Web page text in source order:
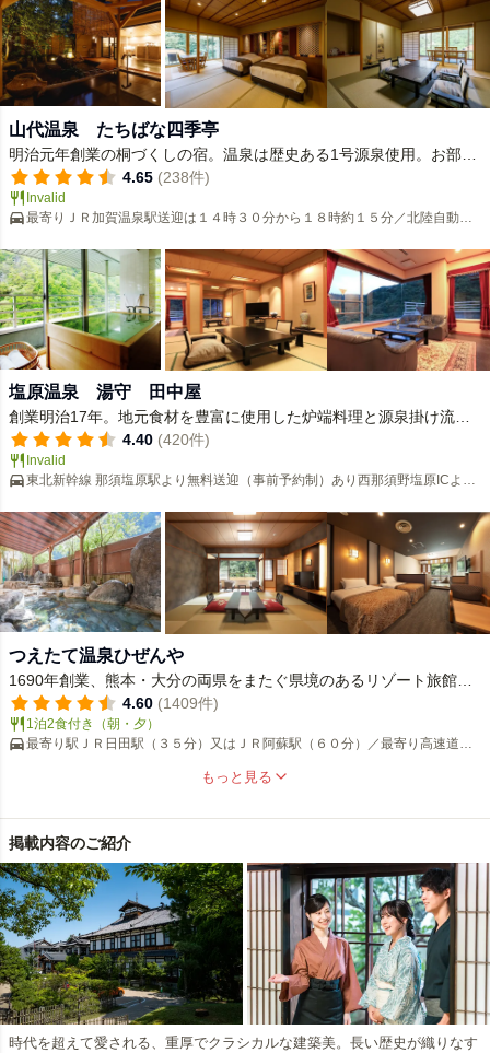
山代温泉 たちばな四季亭
明治元年創業の桐づくしの宿。温泉は歴史ある1号源泉使用。お部屋
食の対応も可能です。
4.65 (238件)
Invalid
最寄りＪＲ加賀温泉駅送迎は１４時３０分から１８時約１５分／北陸自動車
塩原温泉 湯守 田中屋
創業明治17年。地元食材を豊富に使用した炉端料理と源泉掛け流し
天然温泉100％が自慢の一軒宿。
4.40 (420件)
Invalid
東北新幹線 那須塩原駅より無料送迎（事前予約制）あり西那須野塩原ICより
つえたて温泉ひぜんや
1690年創業、熊本・大分の両県をまたぐ県境のあるリゾート旅館。
楽天アワード2020受賞。全室禁煙
4.60 (1409件)
1泊2食付き（朝・夕）
最寄り駅ＪＲ日田駅（３５分）又はＪＲ阿蘇駅（６０分）／最寄り高速道路
もっと見る
掲載内容のご紹介
時代を超えて愛される、重厚でクラシカルな建築美。長い歴史が織りなす